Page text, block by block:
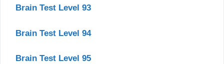
Brain Test Level 93
Brain Test Level 94
Brain Test Level 95